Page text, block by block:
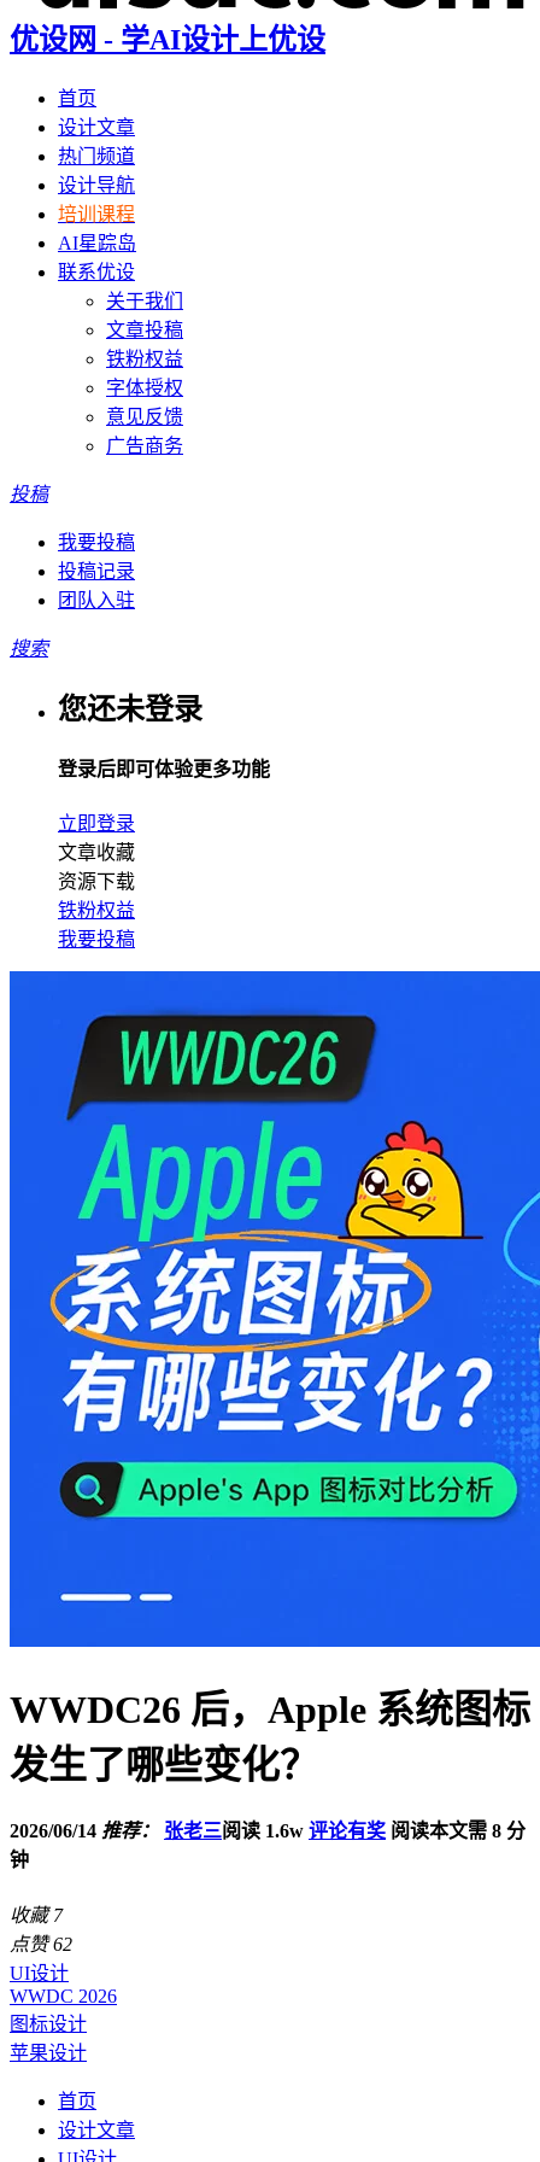
优设网 - 学AI设计上优设
首页
设计文章
热门频道
设计导航
培训课程
AI星踪岛
联系优设
关于我们
文章投稿
铁粉权益
字体授权
意见反馈
广告商务
投稿
我要投稿
投稿记录
团队入驻
搜索
您还未登录
登录后即可体验更多功能
立即登录
文章收藏
资源下载
铁粉权益
我要投稿
WWDC26 后，Apple 系统图标
发生了哪些变化？
2026/06/14 推荐： 张老三阅读 1.6w 评论有奖 阅读本文需 8 分
钟
收藏 7
点赞 62
UI设计
WWDC 2026
图标设计
苹果设计
首页
设计文章